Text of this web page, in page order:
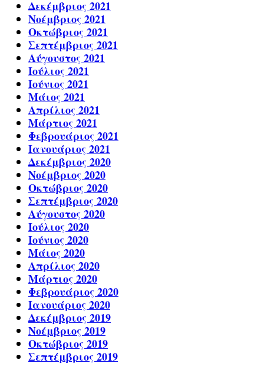
Δεκέμβριος 2021
Νοέμβριος 2021
Οκτώβριος 2021
Σεπτέμβριος 2021
Αύγουστος 2021
Ιούλιος 2021
Ιούνιος 2021
Μάιος 2021
Απρίλιος 2021
Μάρτιος 2021
Φεβρουάριος 2021
Ιανουάριος 2021
Δεκέμβριος 2020
Νοέμβριος 2020
Οκτώβριος 2020
Σεπτέμβριος 2020
Αύγουστος 2020
Ιούλιος 2020
Ιούνιος 2020
Μάιος 2020
Απρίλιος 2020
Μάρτιος 2020
Φεβρουάριος 2020
Ιανουάριος 2020
Δεκέμβριος 2019
Νοέμβριος 2019
Οκτώβριος 2019
Σεπτέμβριος 2019